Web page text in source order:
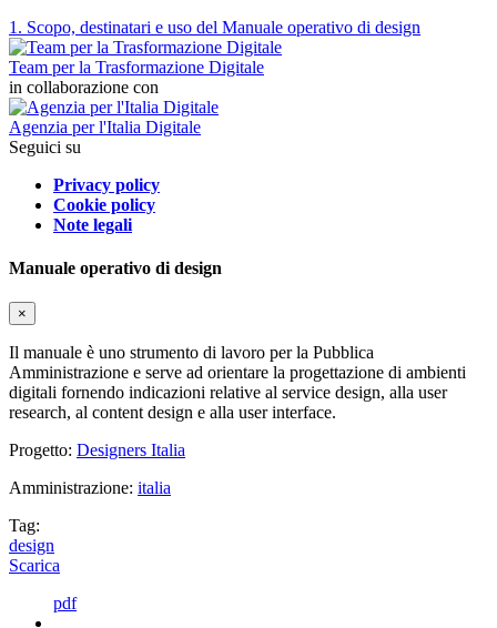
1. Scopo, destinatari e uso del Manuale operativo di design
Team per la Trasformazione Digitale
in collaborazione con
Agenzia per l'Italia Digitale
Seguici su
Privacy policy
Cookie policy
Note legali
Manuale operativo di design
×
Il manuale è uno strumento di lavoro per la Pubblica
Amministrazione e serve ad orientare la progettazione di ambienti
digitali fornendo indicazioni relative al service design, alla user
research, al content design e alla user interface.
Progetto: Designers Italia
Amministrazione: italia
Tag:
design
Scarica
pdf